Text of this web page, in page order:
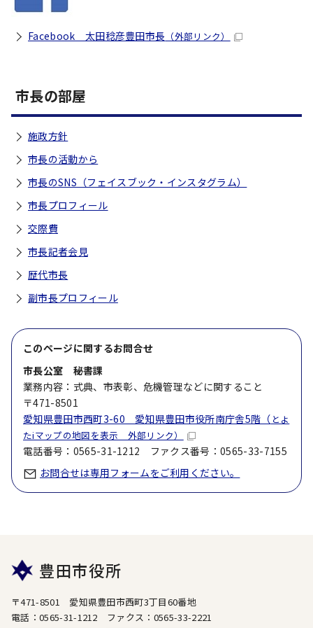
Facebook 太田稔彦豊田市長 （外部リンク）
市長の部屋
施政方針
市長の活動から
市長のSNS（フェイスブック・インスタグラム）
市長プロフィール
交際費
市長記者会見
歴代市長
副市長プロフィール
このページに関するお問合せ
市長公室 秘書課
業務内容：式典、市表彰、危機管理などに関すること
〒471-8501
愛知県豊田市西町3-60 愛知県豊田市役所南庁舎5階（ とよ
たiマップの地図を表示 外部リンク）
電話番号：0565-31-1212 ファクス番号：0565-33-7155
お問合せは専用フォームをご利用ください。
豊田市役所
〒471-8501 愛知県豊田市西町3丁目60番地
電話：0565-31-1212 ファクス：0565-33-2221